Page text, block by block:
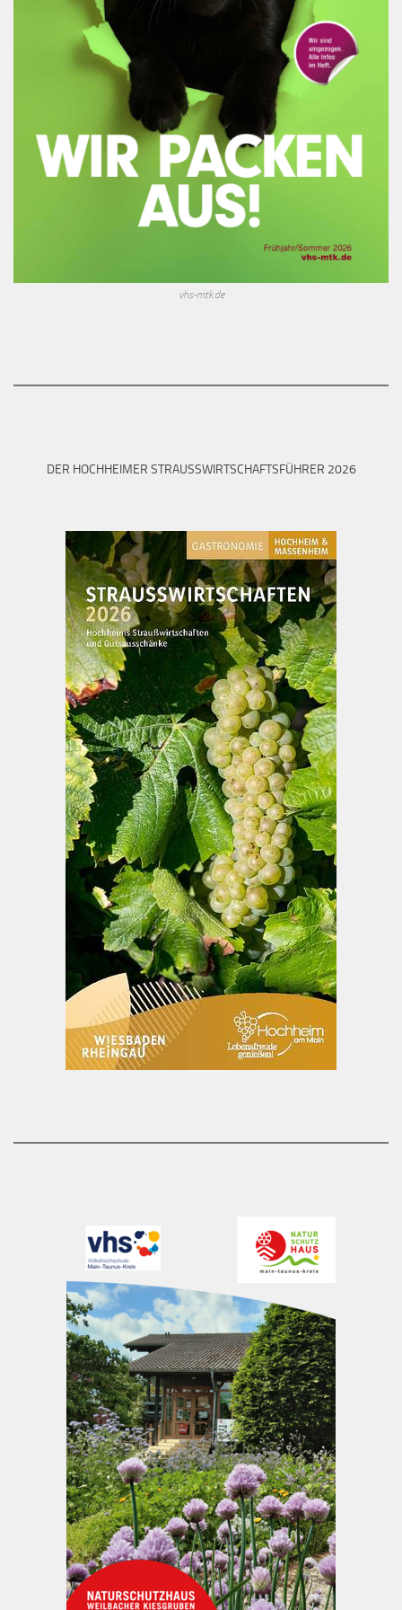
vhs-mtk.de
DER HOCHHEIMER STRAUSSWIRTSCHAFTSFÜHRER 2026